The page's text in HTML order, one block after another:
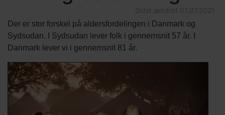
Der er stor forskel på aldersfordelingen i Danmark og
Sydsudan. I Sydsudan lever folk i gennemsnit 57 år. I
Danmark lever vi i gennemsnit 81 år.